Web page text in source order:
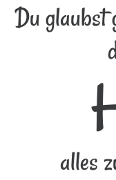
Du glaubst
alles